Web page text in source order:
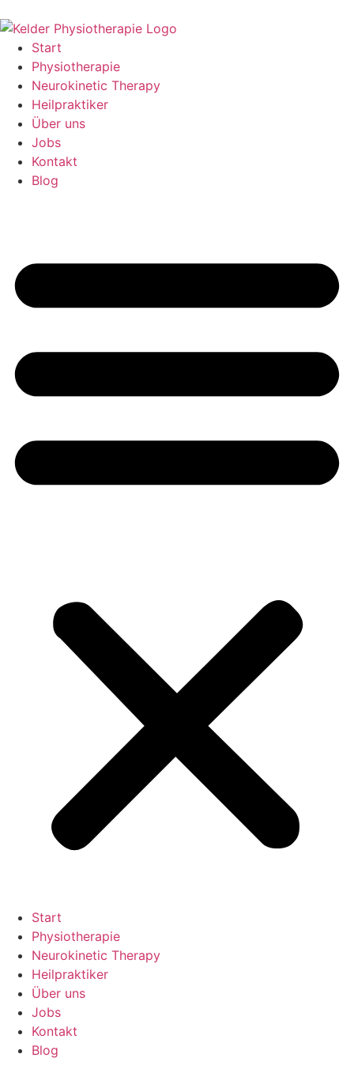
Start
Physiotherapie
Neurokinetic Therapy
Heilpraktiker
Über uns
Jobs
Kontakt
Blog
Start
Physiotherapie
Neurokinetic Therapy
Heilpraktiker
Über uns
Jobs
Kontakt
Blog